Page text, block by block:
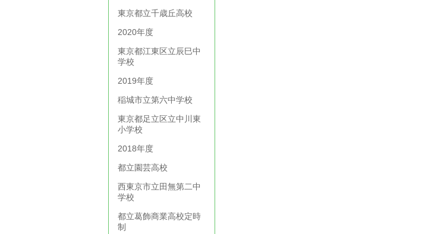
東京都立千歳丘高校
2020年度
東京都江東区立辰巳中
学校
2019年度
稲城市立第六中学校
東京都足立区立中川東
小学校
2018年度
都立園芸高校
西東京市立田無第二中
学校
都立葛飾商業高校定時
制